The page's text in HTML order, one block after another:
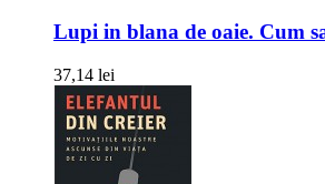
Lupi in blana de oaie. Cum
37,14 lei